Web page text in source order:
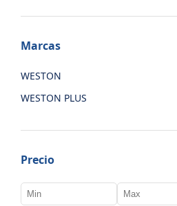
Marcas
WESTON
WESTON PLUS
Precio